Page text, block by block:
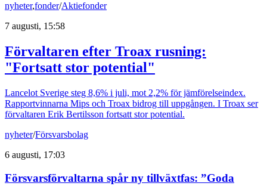
nyheter,fonder/Aktiefonder
7 augusti, 15:58
Förvaltaren efter Troax rusning:
"Fortsatt stor potential"
Lancelot Sverige steg 8,6% i juli, mot 2,2% för jämförelseindex.
Rapportvinnarna Mips och Troax bidrog till uppgången. I Troax ser
förvaltaren Erik Bertilsson fortsatt stor potential.
nyheter/Försvarsbolag
6 augusti, 17:03
Försvarsförvaltarna spår ny tillväxtfas: ”Goda